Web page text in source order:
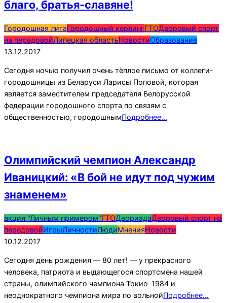
благо, братья-славяне!
2017-
12-
13
Городошная лигаГородошный керлингГТОДворовый спорт
на передовойЛипецкая областьНовостиОбразование
13.12.2017
Сегодня ночью получил очень тёплое письмо от коллеги-
городошницы из Беларуси Ларисы Поповой, которая
является заместителем председателя Белорусской
федерации городошного спорта по связям с
общественностью, городошнымПодробнее…
Олимпийский чемпион Александр
Иваницкий: «В бой не идут под чужим
знаменем»
2017-
12-
10
акция "Личным примером"ГТОДвориадаДворовый спорт на
передовойИгрыЛичностиЛюдиМненияНовости
10.12.2017
Сегодня день рождения — 80 лет! — у прекрасного
человека, патриота и выдающегося спортсмена нашей
страны, олимпийского чемпиона Токио-1984 и
неоднократного чемпиона мира по вольнойПодробнее…